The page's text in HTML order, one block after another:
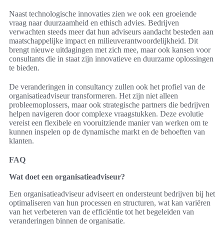
Naast technologische innovaties zien we ook een groeiende
vraag naar duurzaamheid en ethisch advies. Bedrijven
verwachten steeds meer dat hun adviseurs aandacht besteden aan
maatschappelijke impact en milieuverantwoordelijkheid. Dit
brengt nieuwe uitdagingen met zich mee, maar ook kansen voor
consultants die in staat zijn innovatieve en duurzame oplossingen
te bieden.
De veranderingen in consultancy zullen ook het profiel van de
organisatieadviseur transformeren. Het zijn niet alleen
probleemoplossers, maar ook strategische partners die bedrijven
helpen navigeren door complexe vraagstukken. Deze evolutie
vereist een flexibele en vooruitziende manier van werken om te
kunnen inspelen op de dynamische markt en de behoeften van
klanten.
FAQ
Wat doet een organisatieadviseur?
Een organisatieadviseur adviseert en ondersteunt bedrijven bij het
optimaliseren van hun processen en structuren, wat kan variëren
van het verbeteren van de efficiëntie tot het begeleiden van
veranderingen binnen de organisatie.